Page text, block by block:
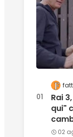
Rai
qui"
02